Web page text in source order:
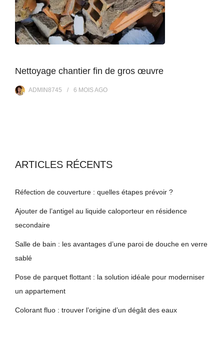
Nettoyage chantier fin de gros œuvre
ADMIN8745 6 MOISAGO
ARTICLES RÉCENTS
Réfection de couverture : quelles étapes prévoir ?
Ajouter de l’antigel au liquide caloporteur en résidence
secondaire
Salle de bain : les avantages d’une paroi de douche en verre
sablé
Pose de parquet flottant : la solution idéale pour moderniser
un appartement
Colorant fluo : trouver l’origine d’un dégât des eaux